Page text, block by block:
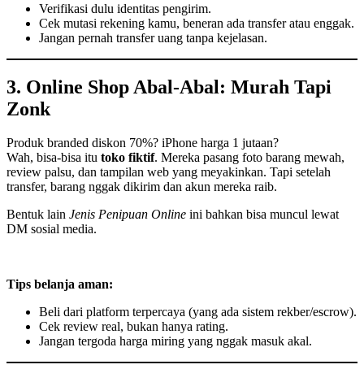
Verifikasi dulu identitas pengirim.
Cek mutasi rekening kamu, beneran ada transfer atau enggak.
Jangan pernah transfer uang tanpa kejelasan.
3. Online Shop Abal-Abal: Murah Tapi
Zonk
Produk branded diskon 70%? iPhone harga 1 jutaan?
Wah, bisa-bisa itu toko fiktif. Mereka pasang foto barang mewah,
review palsu, dan tampilan web yang meyakinkan. Tapi setelah
transfer, barang nggak dikirim dan akun mereka raib.
Bentuk lain Jenis Penipuan Online ini bahkan bisa muncul lewat
DM sosial media.
Tips belanja aman:
Beli dari platform terpercaya (yang ada sistem rekber/escrow).
Cek review real, bukan hanya rating.
Jangan tergoda harga miring yang nggak masuk akal.